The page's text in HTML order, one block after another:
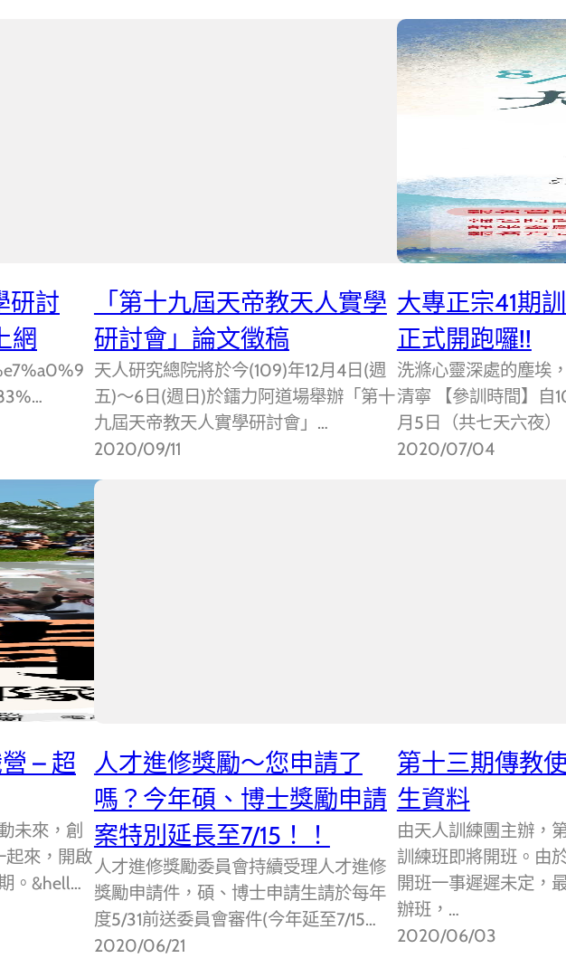
研討
網
「第十九屆天帝教天人實學
研討會」論文徵稿
天人研究總院將於今(109)年12月4日(週
五)～6日(週日)於鐳力阿道場舉辦「第十
九屆天帝教天人實學研討會」…
2020/09/11
大專正宗41期
正式開跑囉!!
洗滌心靈深處的塵埃
清寧 【參訓時間】自
月5日（共七天六夜
2020/07/04
– 超
未來，創
起來，開啟
。&hell…
人才進修獎勵～您申請了
嗎？今年碩、博士獎勵申請
案特別延長至7/15！！
人才進修獎勵委員會持續受理人才進修
獎勵申請件，碩、博士申請生請於每年
度5/31前送委員會審件(今年延至7/15…
2020/06/21
第十三期傳教
生資料
由天人訓練團主辦，
訓練班即將開班。由
開班一事遲遲未定，
辦班，…
2020/06/03